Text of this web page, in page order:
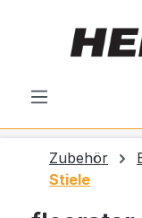
Zubehör
Stiele